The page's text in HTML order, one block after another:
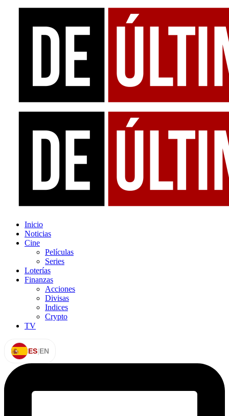
Inicio
Noticias
Cine
Películas
Series
Loterías
Finanzas
Acciones
Divisas
Indices
Crypto
TV
ES|EN